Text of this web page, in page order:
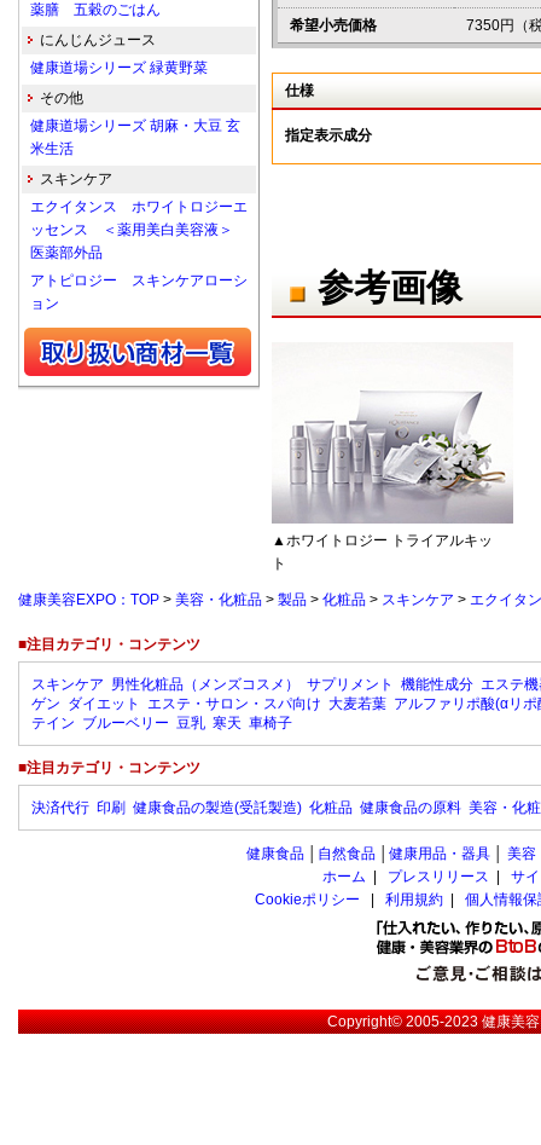
希望小売価格 7350円（
仕様
指定表示成分
参考画像
▲ホワイトロジー トライアルキッ
ト
薬膳 五穀のごはん
にんじんジュース
健康道場シリーズ 緑黄野菜
その他
健康道場シリーズ 胡麻・大豆 玄
米生活
スキンケア
エクイタンス ホワイトロジーエ
ッセンス ＜薬用美白美容液＞
医薬部外品
アトピロジー スキンケアローシ
ョン
健康美容EXPO：TOP > 美容・化粧品 > 製品 > 化粧品 > スキンケア > エクイタ
■注目カテゴリ・コンテンツ
スキンケア 男性化粧品（メンズコスメ） サプリメント 機能性成分 エステ
ゲン ダイエット エステ・サロン・スパ向け 大麦若葉 アルファリポ酸(αリポ
テイン ブルーベリー 豆乳 寒天 車椅子
■注目カテゴリ・コンテンツ
決済代行 印刷 健康食品の製造(受託製造) 化粧品 健康食品の原料 美容・化
健康食品 自然食品 健康用品・器具 美容
ホーム
プレスリリース
サ
Cookieポリシー
利用規約 個人情報
Copyright© 2005-2023健康美